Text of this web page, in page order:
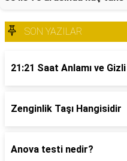
SON YAZILAR
21:21 Saat Anlamı ve
Zenginlik Taşı Hangisidir
Anova testi nedir?